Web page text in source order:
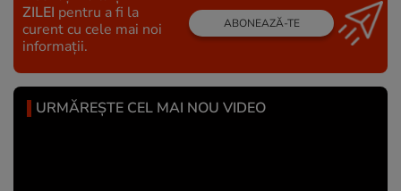
ZILEI pentru a fi la
curent cu cele mai noi
informații.
ABONEAZĂ-TE
URMĂREȘTE CEL MAI NOU VIDEO